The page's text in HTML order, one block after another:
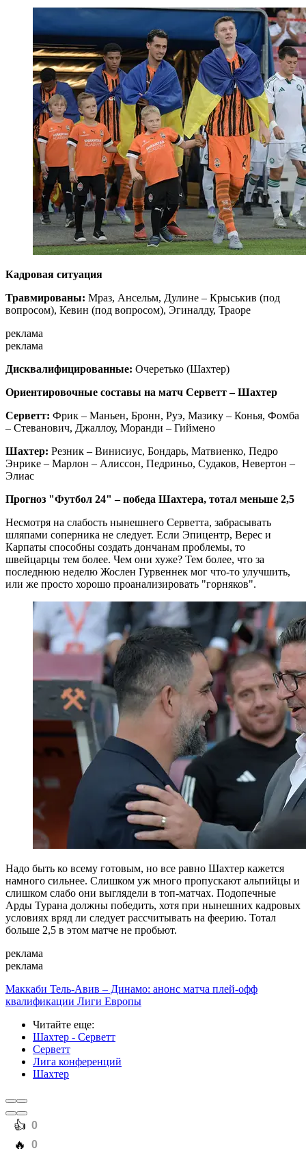
Кадровая ситуация
Травмированы: Мраз, Ансельм, Дулине – Крыськив (под
вопросом), Кевин (под вопросом), Эгиналду, Траоре
реклама
реклама
Дисквалифицированные: Очеретько (Шахтер)
Ориентировочные составы на матч Серветт – Шахтер
Серветт: Фрик – Маньен, Бронн, Руэ, Мазику – Конья, Фомба
– Стеванович, Джаллоу, Моранди – Гиймено
Шахтер: Резник – Винисиус, Бондарь, Матвиенко, Педро
Энрике – Марлон – Алиссон, Педриньо, Судаков, Невертон –
Элиас
Прогноз "Футбол 24" – победа Шахтера, тотал меньше 2,5
Несмотря на слабость нынешнего Серветта, забрасывать
шляпами соперника не следует. Если Эпицентр, Верес и
Карпаты способны создать дончанам проблемы, то
швейцарцы тем более. Чем они хуже? Тем более, что за
последнюю неделю Жослен Гурвеннек мог что-то улучшить,
или же просто хорошо проанализировать "горняков".
Надо быть ко всему готовым, но все равно Шахтер кажется
намного сильнее. Слишком уж много пропускают альпийцы и
слишком слабо они выглядели в топ-матчах. Подопечные
Арды Турана должны победить, хотя при нынешних кадровых
условиях вряд ли следует рассчитывать на феерию. Тотал
больше 2,5 в этом матче не пробьют.
реклама
реклама
Маккаби Тель-Авив – Динамо: анонс матча плей-офф
квалификации Лиги Европы
Читайте еще:
Шахтер - Серветт
Серветт
Лига конференций
Шахтер
️👍 0
️🔥 0